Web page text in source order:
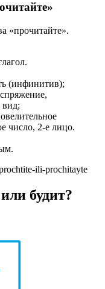
«прочитайте».
(инфинитив);
число, 2-е лицо.
ili-prochitayte
будит?